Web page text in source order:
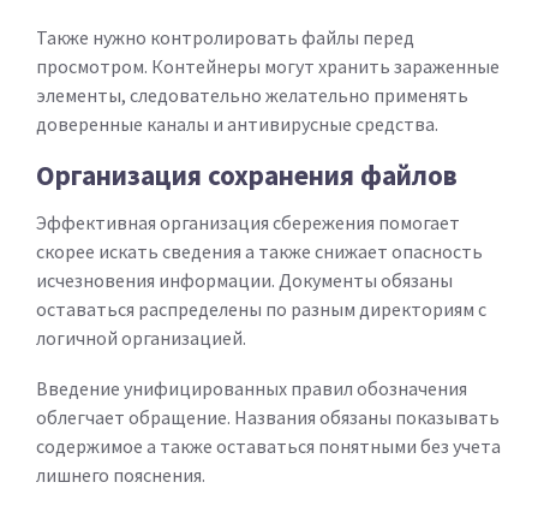
Также нужно контролировать файлы перед
просмотром. Контейнеры могут хранить зараженные
элементы, следовательно желательно применять
доверенные каналы и антивирусные средства.
Организация сохранения файлов
Эффективная организация сбережения помогает
скорее искать сведения а также снижает опасность
исчезновения информации. Документы обязаны
оставаться распределены по разным директориям с
логичной организацией.
Введение унифицированных правил обозначения
облегчает обращение. Названия обязаны показывать
содержимое а также оставаться понятными без учета
лишнего пояснения.